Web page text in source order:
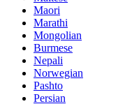
Maori
Marathi
Mongolian
Burmese
Nepali
Norwegian
Pashto
Persian